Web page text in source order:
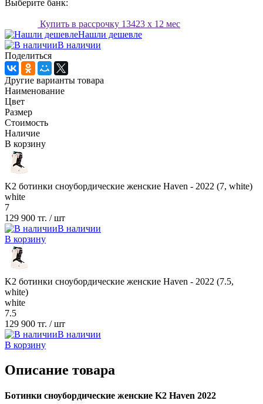
Выберите банк:
Купить в рассрочку 13423 x 12 мес
Нашли дешевле
В наличии
Поделиться
Другие варианты товара
Наименование
Цвет
Размер
Стоимость
Наличие
В корзину
K2 ботинки сноубордические женские Haven - 2022 (7, white)
white
7
129 900 тг. / шт
В наличии
В корзину
K2 ботинки сноубордические женские Haven - 2022 (7.5,
white)
white
7.5
129 900 тг. / шт
В наличии
В корзину
Описание товара
Ботинки сноубордические женские K2 Haven 2022